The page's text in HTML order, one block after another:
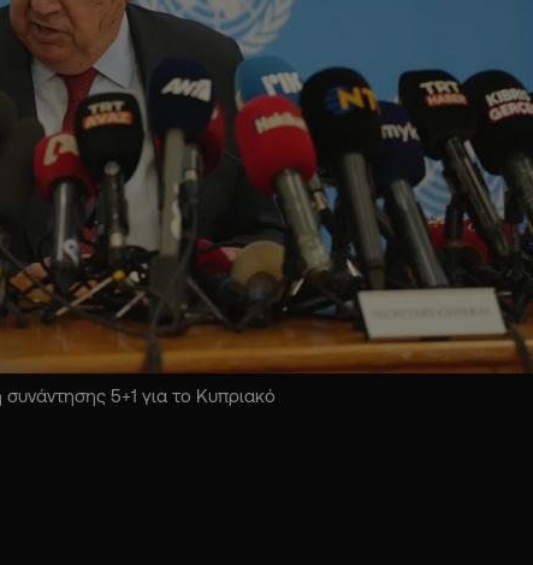
5+1 για το Κυπριακό